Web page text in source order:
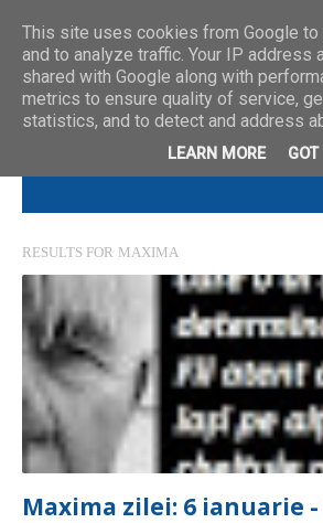
RESULTS FOR MAXIMA
Maxima zilei: 6 ianuarie -
This site uses cookies from Google
and to analyze traffic. Your IP address
shared with Google along with
metrics to ensure quality of service,
statistics, and to detect and address
LEARN MORE GOT